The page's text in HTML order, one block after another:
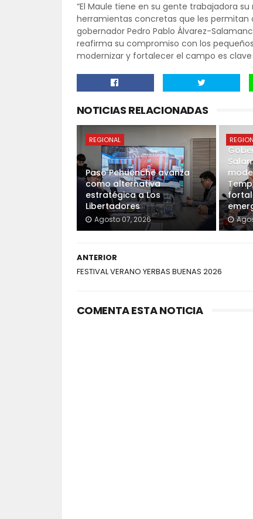
“El Maule tiene en su gente trabajadora
herramientas concretas que les permitan
gobernador Pedro Pablo Álvarez-
reafirma su compromiso con los
modernizar y fortalecer el campo es
NOTICIAS RELACIONADAS
REGIONAL
Paso Pehuenche avanza
como alternativa
estratégica a Los
Libertadores
Agosto 07, 2026
ANTERIOR
FESTIVAL VERANO YERBAS BUENAS 2026
COMENTA ESTA NOTICIA